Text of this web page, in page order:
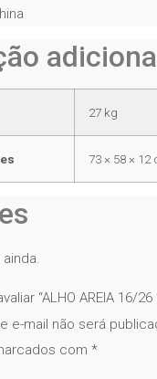
27 kg
73 × 58 × 12
“ALHO AREIA 16/26
e-mail não será
com *